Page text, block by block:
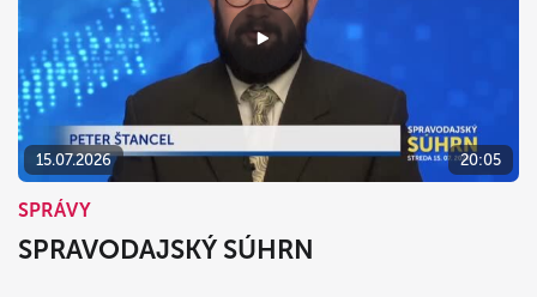
15.07.2026 20:05
SPRÁVY
SPRAVODAJSKÝ SÚHRN